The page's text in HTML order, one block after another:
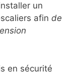
un
afin de
en sécurité